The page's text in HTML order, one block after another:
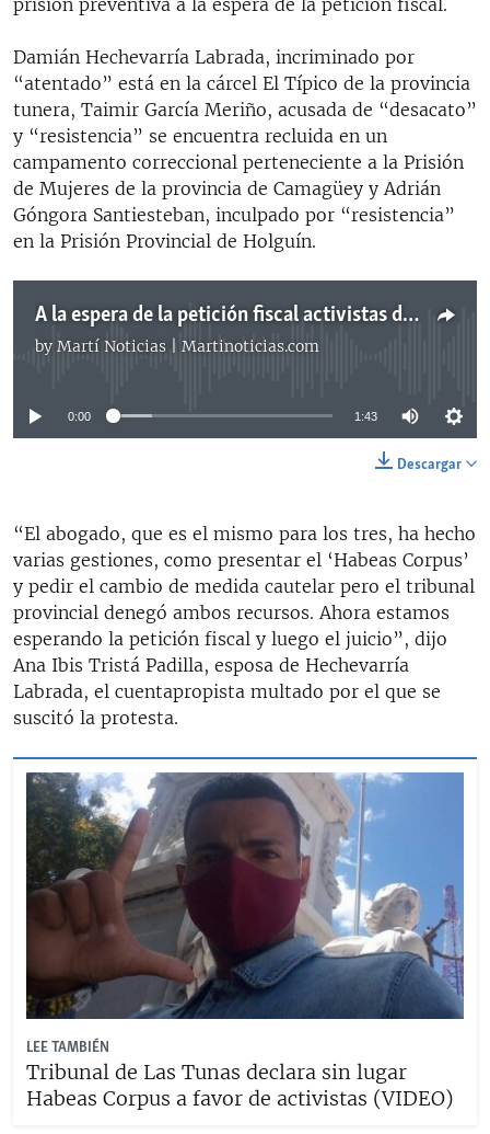
Damián Hechevarría Labrada, incriminado por
“atentado” está en la cárcel El Típico de la provincia
tunera, Taimir García Meriño, acusada de “desacato”
y “resistencia” se encuentra recluida en un
campamento correccional perteneciente a la Prisión
de Mujeres de la provincia de Camagüey y Adrián
Góngora Santiesteban, inculpado por “resistencia”
en la Prisión Provincial de Holguín.
A la espera de la petición fiscal activistas detenidos en Las Tunas
by Martí Noticias | Martinoticias.com
No media source currently available
0:00 1:43
Descargar
“El abogado, que es el mismo para los tres, ha hecho
varias gestiones, como presentar el ‘Habeas Corpus’
y pedir el cambio de medida cautelar pero el tribunal
provincial denegó ambos recursos. Ahora estamos
esperando la petición fiscal y luego el juicio”, dijo
Ana Ibis Tristá Padilla, esposa de Hechevarría
Labrada, el cuentapropista multado por el que se
suscitó la protesta.
LEE TAMBIÉN
Tribunal de Las Tunas declara sin lugar
Habeas Corpus a favor de activistas (VIDEO)